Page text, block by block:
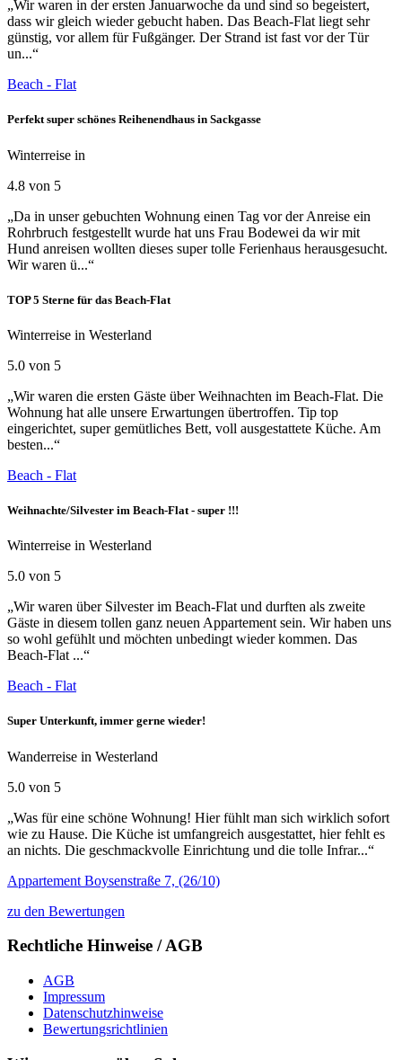
„Wir waren in der ersten Januarwoche da und sind so begeistert,
dass wir gleich wieder gebucht haben. Das Beach-Flat liegt sehr
günstig, vor allem für Fußgänger. Der Strand ist fast vor der Tür
un...“
Beach - Flat
Perfekt super schönes Reihenendhaus in Sackgasse
Winterreise in
4.8 von 5
„Da in unser gebuchten Wohnung einen Tag vor der Anreise ein
Rohrbruch festgestellt wurde hat uns Frau Bodewei da wir mit
Hund anreisen wollten dieses super tolle Ferienhaus herausgesucht.
Wir waren ü...“
TOP 5 Sterne für das Beach-Flat
Winterreise in Westerland
5.0 von 5
„Wir waren die ersten Gäste über Weihnachten im Beach-Flat. Die
Wohnung hat alle unsere Erwartungen übertroffen. Tip top
eingerichtet, super gemütliches Bett, voll ausgestattete Küche. Am
besten...“
Beach - Flat
Weihnachte/Silvester im Beach-Flat - super !!!
Winterreise in Westerland
5.0 von 5
„Wir waren über Silvester im Beach-Flat und durften als zweite
Gäste in diesem tollen ganz neuen Appartement sein. Wir haben uns
so wohl gefühlt und möchten unbedingt wieder kommen. Das
Beach-Flat ...“
Beach - Flat
Super Unterkunft, immer gerne wieder!
Wanderreise in Westerland
5.0 von 5
„Was für eine schöne Wohnung! Hier fühlt man sich wirklich sofort
wie zu Hause. Die Küche ist umfangreich ausgestattet, hier fehlt es
an nichts. Die geschmackvolle Einrichtung und die tolle Infrar...“
Appartement Boysenstraße 7, (26/10)
zu den Bewertungen
Rechtliche Hinweise / AGB
AGB
Impressum
Datenschutzhinweise
Bewertungsrichtlinien